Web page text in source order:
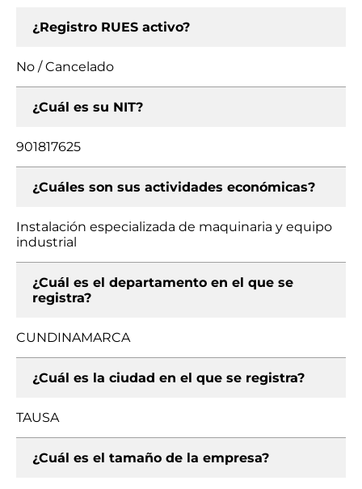
¿Registro RUES activo?
No / Cancelado
¿Cuál es su NIT?
901817625
¿Cuáles son sus actividades económicas?
Instalación especializada de maquinaria y equipo
industrial
¿Cuál es el departamento en el que se
registra?
CUNDINAMARCA
¿Cuál es la ciudad en el que se registra?
TAUSA
¿Cuál es el tamaño de la empresa?